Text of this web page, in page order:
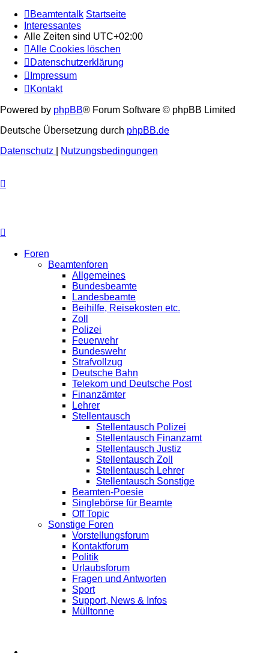
Beamtentalk Startseite
Interessantes
Alle Zeiten sind UTC+02:00
Alle Cookies löschen
Datenschutzerklärung
Impressum
Kontakt
Powered by phpBB® Forum Software © phpBB Limited
Deutsche Übersetzung durch phpBB.de
Datenschutz
Nutzungsbedingungen
Foren
Beamtenforen
Allgemeines
Bundesbeamte
Landesbeamte
Beihilfe, Reisekosten etc.
Zoll
Polizei
Feuerwehr
Bundeswehr
Strafvollzug
Deutsche Bahn
Telekom und Deutsche Post
Finanzämter
Lehrer
Stellentausch
Stellentausch Polizei
Stellentausch Finanzamt
Stellentausch Justiz
Stellentausch Zoll
Stellentausch Lehrer
Stellentausch Sonstige
Beamten-Poesie
Singlebörse für Beamte
Off Topic
Sonstige Foren
Vorstellungsforum
Kontaktforum
Politik
Urlaubsforum
Fragen und Antworten
Sport
Support, News & Infos
Mülltonne